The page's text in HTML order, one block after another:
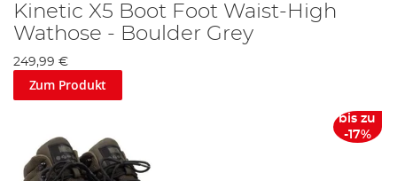
Kinetic X5 Boot Foot Waist-High
Wathose - Boulder Grey
249,99 €
Zum Produkt
bis zu
-17%